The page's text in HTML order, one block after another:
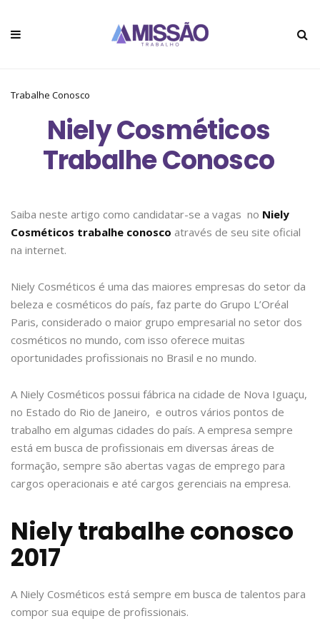
Trabalhe Conosco
Niely Cosméticos
Trabalhe Conosco
Saiba neste artigo como candidatar-se a vagas no Niely
Cosméticos trabalhe conosco através de seu site oficial
na internet.
Niely Cosméticos é uma das maiores empresas do setor da
beleza e cosméticos do país, faz parte do Grupo L’Oréal
Paris, considerado o maior grupo empresarial no setor dos
cosméticos no mundo, com isso oferece muitas
oportunidades profissionais no Brasil e no mundo.
A Niely Cosméticos possui fábrica na cidade de Nova Iguaçu,
no Estado do Rio de Janeiro, e outros vários pontos de
trabalho em algumas cidades do país. A empresa sempre
está em busca de profissionais em diversas áreas de
formação, sempre são abertas vagas de emprego para
cargos operacionais e até cargos gerenciais na empresa.
Niely trabalhe conosco
2017
A Niely Cosméticos está sempre em busca de talentos para
compor sua equipe de profissionais.